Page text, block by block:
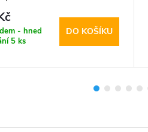
- hned
5 ks
DO KOŠÍKU